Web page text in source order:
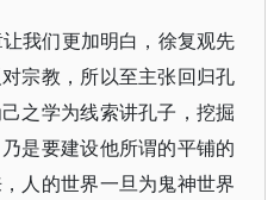
我们更加明白，徐复观先
宗教，所以至主张回归孔
之学为线索讲孔子，挖掘
是要建设他所谓的平铺的
人的世界一旦为鬼神世界